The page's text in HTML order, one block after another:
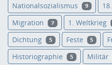
Nationalsozialismus 9
Migration 7 1. Weltkrieg
Dichtung 5 Feste 5
Historiographie 5 Militär